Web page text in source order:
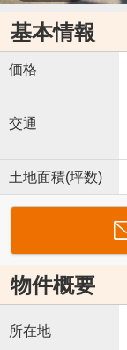
基本情報
価格
交通
土地面積(坪数)
物件概要
所在地